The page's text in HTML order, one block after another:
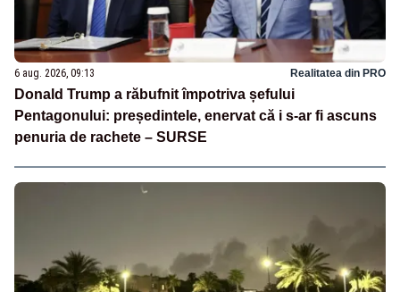
6 aug. 2026, 09:13 Realitatea din PRO
Donald Trump a răbufnit împotriva șefului
Pentagonului: președintele, enervat că i s-ar fi ascuns
penuria de rachete – SURSE